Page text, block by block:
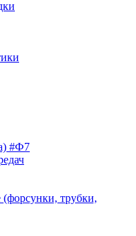
#Ф7
трубки,